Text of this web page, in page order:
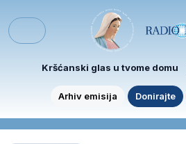
Menu
Kršćanski glas u tvome domu
Arhiv emisija Donirajte